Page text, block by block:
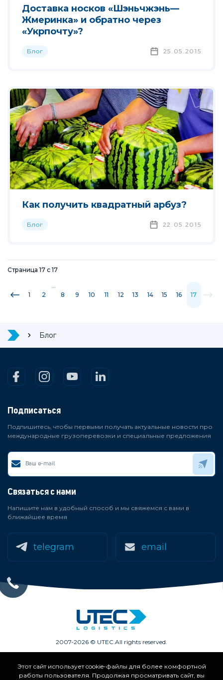
Доставка носков «Шэньчжэнь—
Жмеринка» и обратно через
«Укрпочту»?
Блог 25.05.2015
Как получить квадратный арбуз?
Блог 22.05.2015
Страница 17 с 17
1 2
...
8
9 10 11 12 13 14 15 16 17
Блог
Подписаться
Подпишитесь, чтобы первыми получать актуальные новости про
международные грузоперевозки и специальные предложения
Связаться с нами
Напишите нам в удобный способ и мы свяжемся с вами в
ближайшее время
telegram email
2007-2026 © UTEC. All rights reserved.
Членство в ассоциациях:
Этот сайт использует cookie-файлы для более комфортной
работы пользователя. Продолжая просматривать сайт, вы